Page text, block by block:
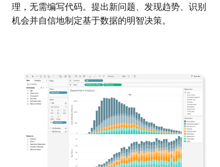
理，无需编写代码。提出新问题、发现趋势、识别
机会并自信地制定基于数据的明智决策。